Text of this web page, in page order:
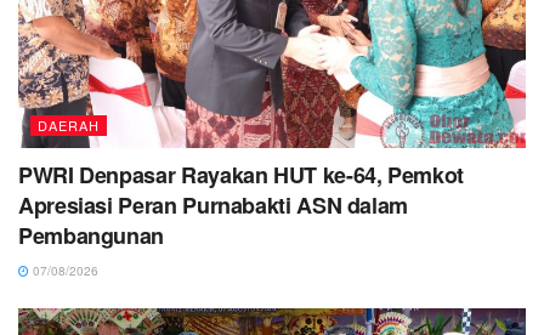
DAERAH
PWRI Denpasar Rayakan HUT ke-64, Pemkot
Apresiasi Peran Purnabakti ASN dalam
Pembangunan
07/08/2026